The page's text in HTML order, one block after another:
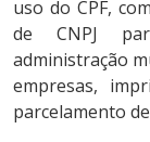
uso do CPF,
de CNPJ
administração
empresas,
parcelamento